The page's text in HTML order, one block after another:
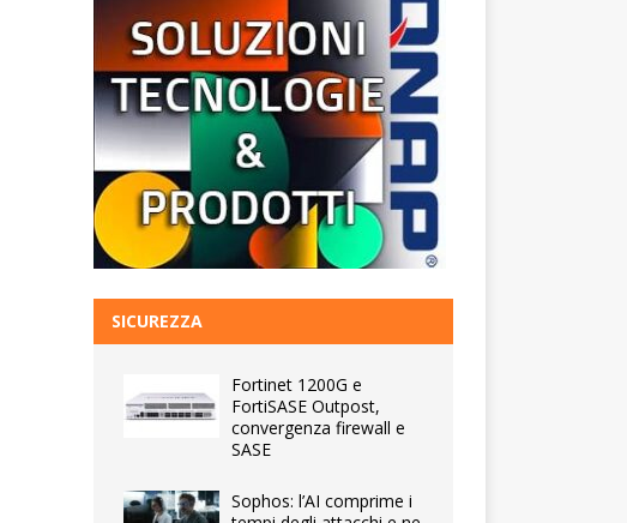
SICUREZZA
Fortinet 1200G e
FortiSASE Outpost,
convergenza firewall e
SASE
Sophos: l’AI comprime i